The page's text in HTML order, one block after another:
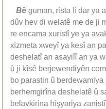
Bê guman, rista li dar ya
dûv hev di welatê me de ji
re encama xuristî ye ya
xizmeta xweyî ya kesî an
deshelatî an asayiîî an ya
û ji kîsê berjewendiyên
bo parastin û berdewamiya
berhemgirîna deshelatê û
belavkirina hişyariya